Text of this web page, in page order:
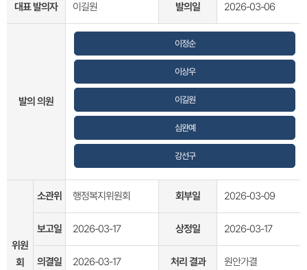
대표 발의자 이길원 발의일 2026-03-06
발의 의원
이정순
이상우
이길원
심완예
강선구
위원
회
소관위 행정복지위원회 회부일 2026-03-09
보고일 2026-03-17 상정일 2026-03-17
의결일 2026-03-17 처리 결과 원안가결